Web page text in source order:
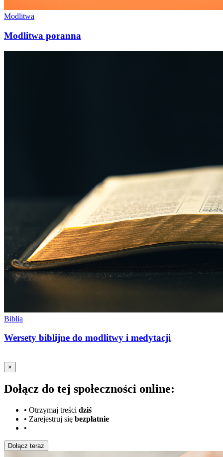
Modlitwa
Modlitwa poranna
Biblia
Wersety biblijne do modlitwy i medytacji
×
Dołącz do tej społeczności online:
• Otrzymaj treści dziś
• Zarejestruj się bezpłatnie
•
Dołącz teraz